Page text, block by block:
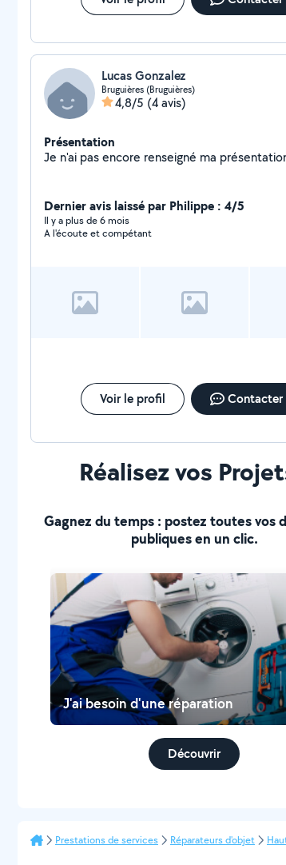
Lucas Gonzalez
Bruguières (Bruguières)
4,8/5 (4 avis)
Présentation
Je n'ai pas encore renseigné ma
Dernier avis laissé par Philippe : 4/5
Il y a plus de 6 mois
A l'écoute et compétant
Voir le profil Contacter
Réalisez vos
Gagnez du temps : postez toutes vos
publiques en un clic.
J'ai besoin d'une réparation
Découvrir
Prestations de services Réparateurs d'objet